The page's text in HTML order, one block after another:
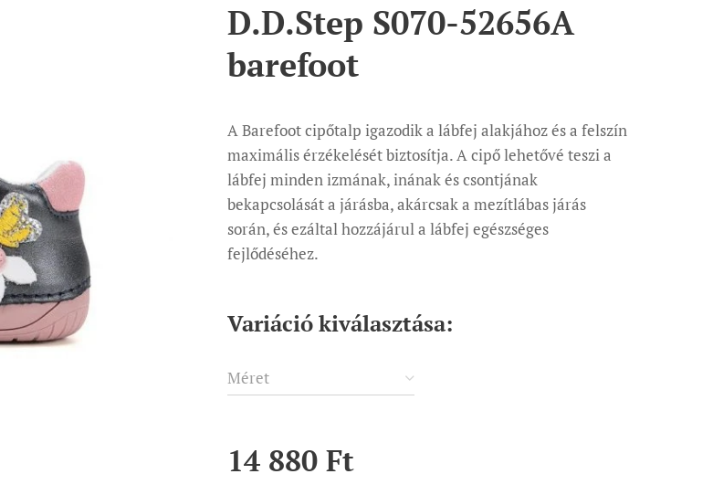
D.D.Step S070-52656A
barefoot
A Barefoot cipőtalp igazodik a lábfej alakjához és a felszín
maximális érzékelését biztosítja. A cipő lehetővé teszi a
lábfej minden izmának, inának és csontjának
bekapcsolását a járásba, akárcsak a mezítlábas járás
során, és ezáltal hozzájárul a lábfej egészséges
fejlődéséhez.
Variáció kiválasztása:
Méret
14 880 Ft